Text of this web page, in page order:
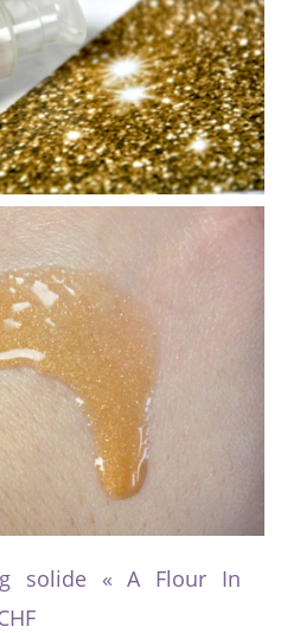
solide « A Flour In